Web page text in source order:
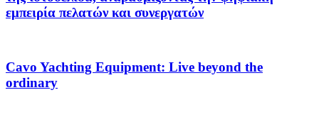
εμπειρία πελατών και συνεργατών
Cavo Yachting Equipment: Live beyond the
ordinary